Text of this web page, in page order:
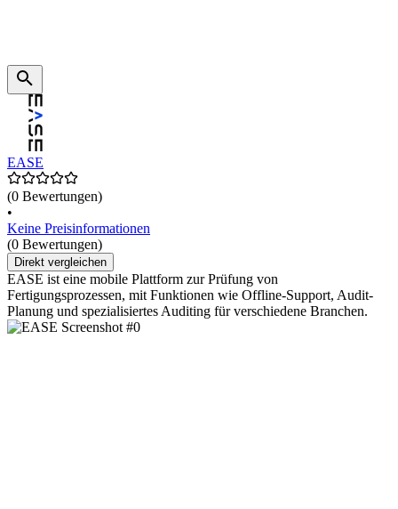
EASE
(0 Bewertungen)
•
Keine Preisinformationen
(0 Bewertungen)
Direkt vergleichen
EASE ist eine mobile Plattform zur Prüfung von
Fertigungsprozessen, mit Funktionen wie Offline-Support, Audit-
Planung und spezialisiertes Auditing für verschiedene Branchen.